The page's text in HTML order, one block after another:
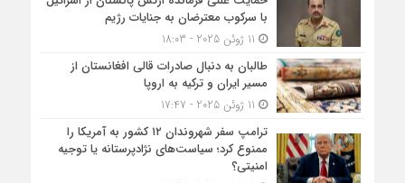
با سرکوب معترضان به جنایات رژیم
طالبان به دنبال صادرات قالی افغانستان از
مسیر ایران و ترکیه به اروپا
ترامپ سفر شهروندان ۱۲ کشور به آمریکا را
ممنوع کرد؛ سیاست‌های نژادپرستانه یا توجیه
امنیتی؟